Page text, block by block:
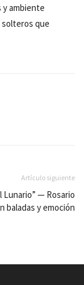
y ambiente
solteros que
Artículo siguiente
Lunario” — Rosario
baladas y emoción